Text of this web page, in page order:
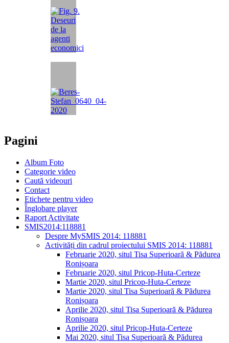
Pagini
Album Foto
Categorie video
Caută videouri
Contact
Etichete pentru video
Înglobare player
Raport Activitate
SMIS2014:118881
Despre MySMIS 2014: 118881
Activități din cadrul proiectului SMIS 2014: 118881
Februarie 2020, situl Tisa Superioară & Pădurea
Ronișoara
Februarie 2020, situl Pricop-Huta-Certeze
Martie 2020, situl Pricop-Huta-Certeze
Martie 2020, situl Tisa Superioară & Pădurea
Ronișoara
Aprilie 2020, situl Tisa Superioară & Pădurea
Ronișoara
Aprilie 2020, situl Pricop-Huta-Certeze
Mai 2020, situl Tisa Superioară & Pădurea